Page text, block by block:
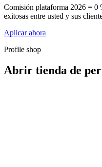
Comisión plataforma 2026 = 0
exitosas entre usted y sus
Aplicar ahora
Profile shop
Abrir tienda de